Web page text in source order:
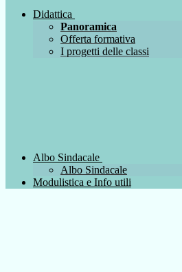
Didattica
Panoramica
Offerta formativa
I progetti delle classi
Albo Sindacale
Albo Sindacale
Modulistica e Info utili